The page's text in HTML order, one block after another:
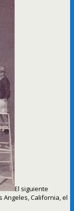
El siguiente
California, el